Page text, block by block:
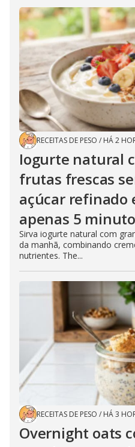
RECEITAS DE PESO / HÁ 2
Iogurte natural
frutas frescas
açúcar refinado
apenas 5
Sirva iogurte natural com
da manhã, combinando
nutrientes. The...
RECEITAS DE PESO / HÁ 3
Overnight oats